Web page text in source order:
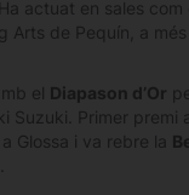
actuat en sales
Arts de Pequín, a
el Diapason d’Or
Suzuki. Primer premi
Glossa i va rebre la